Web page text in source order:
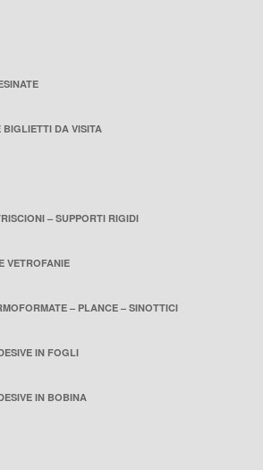
DA VISITA
– SUPPORTI RIGIDI
VETROFANIE
– PLANCE – SINOTTICI
IN FOGLI
IN BOBINA